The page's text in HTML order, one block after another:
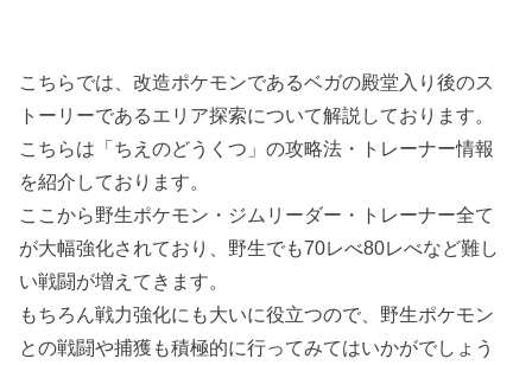
こちらでは、改造ポケモンであるベガの殿堂入り後のス
トーリーであるエリア探索について解説しております。
こちらは「ちえのどうくつ」の攻略法・トレーナー情報
を紹介しております。
ここから野生ポケモン・ジムリーダー・トレーナー全て
が大幅強化されており、野生でも70レべ80レべなど難し
い戦闘が増えてきます。
もちろん戦力強化にも大いに役立つので、野生ポケモン
との戦闘や捕獲も積極的に行ってみてはいかがでしょう